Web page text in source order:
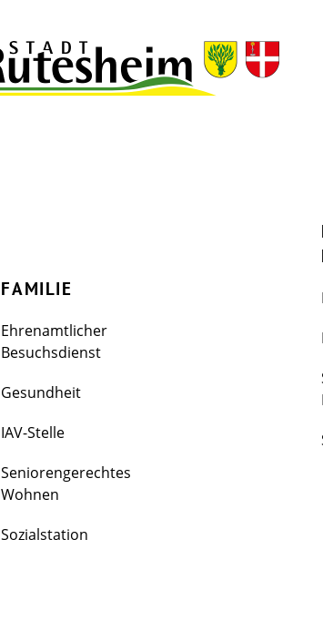
FAMILIE
Ehrenamtlicher
Besuchsdienst
Gesundheit
IAV-Stelle
Seniorengerechtes
Wohnen
Sozialstation